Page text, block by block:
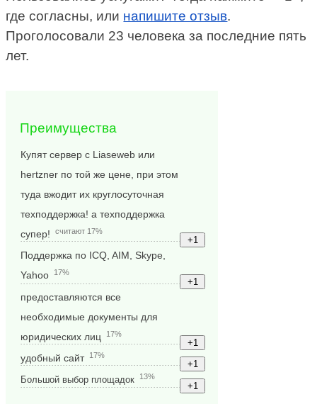
где согласны, или напишите отзыв.
Проголосовали 23 человека за последние пять
лет.
Преимущества
Купят сервер с Liaseweb или
hertzner по той же цене, при этом
туда вжодит их круглосуточная
техподдержка! а техподдержка
супер!
считают 17%
Поддержка по ICQ, AIM, Skype,
Yahoo
17%
предоставляются все
необходимые документы для
юридических лиц
17%
удобный сайт 17%
Большой выбор площадок 13%